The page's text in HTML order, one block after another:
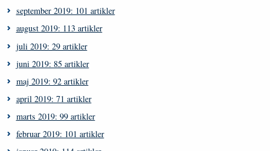
september 2019: 101 artikler
august 2019: 113 artikler
juli 2019: 29 artikler
juni 2019: 85 artikler
maj 2019: 92 artikler
april 2019: 71 artikler
marts 2019: 99 artikler
februar 2019: 101 artikler